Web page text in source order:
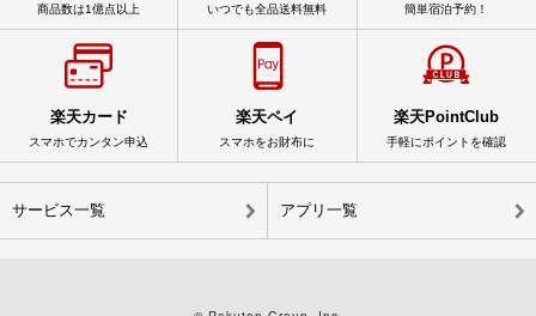
商品数は1億点以上 いつでも全品送料無料 簡単宿泊予約！
楽天カード
スマホでカンタン申込
楽天ペイ
スマホをお財布に
楽天PointClub
手軽にポイントを確認
サービス一覧 アプリ一覧